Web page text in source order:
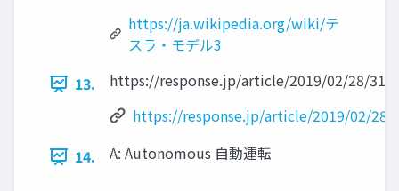
https://ja.wikipedia.org/wiki/テ
スラ・モデル3
13.
https://response.jp/article/2019/02/28/
https://response.jp/article/2019/02/28/
14.
A: Autonomous 自動運転